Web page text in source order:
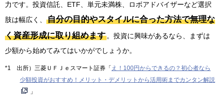
力です。投資信託、ETF、単元未満株、ロボアドバイザーなど選択
肢は幅広く、
自分の目的やスタイルに合った方法で無理な
く資産形成に取り組めます 。投資に興味があるなら、まずは
少額から始めてみてはいかがでしょうか。
*1 出所）三菱ＵＦＪｅスマート証券「 え！100円からできるの？初心者なら
少額投資がおすすめ！メリット・デメリットから活用術までカンタン解説
」